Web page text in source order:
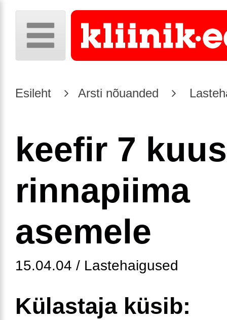
Esileht Arsti nõuanded
keefir 7
rinnapiima
asemele
15.04.04 / Lastehaigused
Külastaja küsib: